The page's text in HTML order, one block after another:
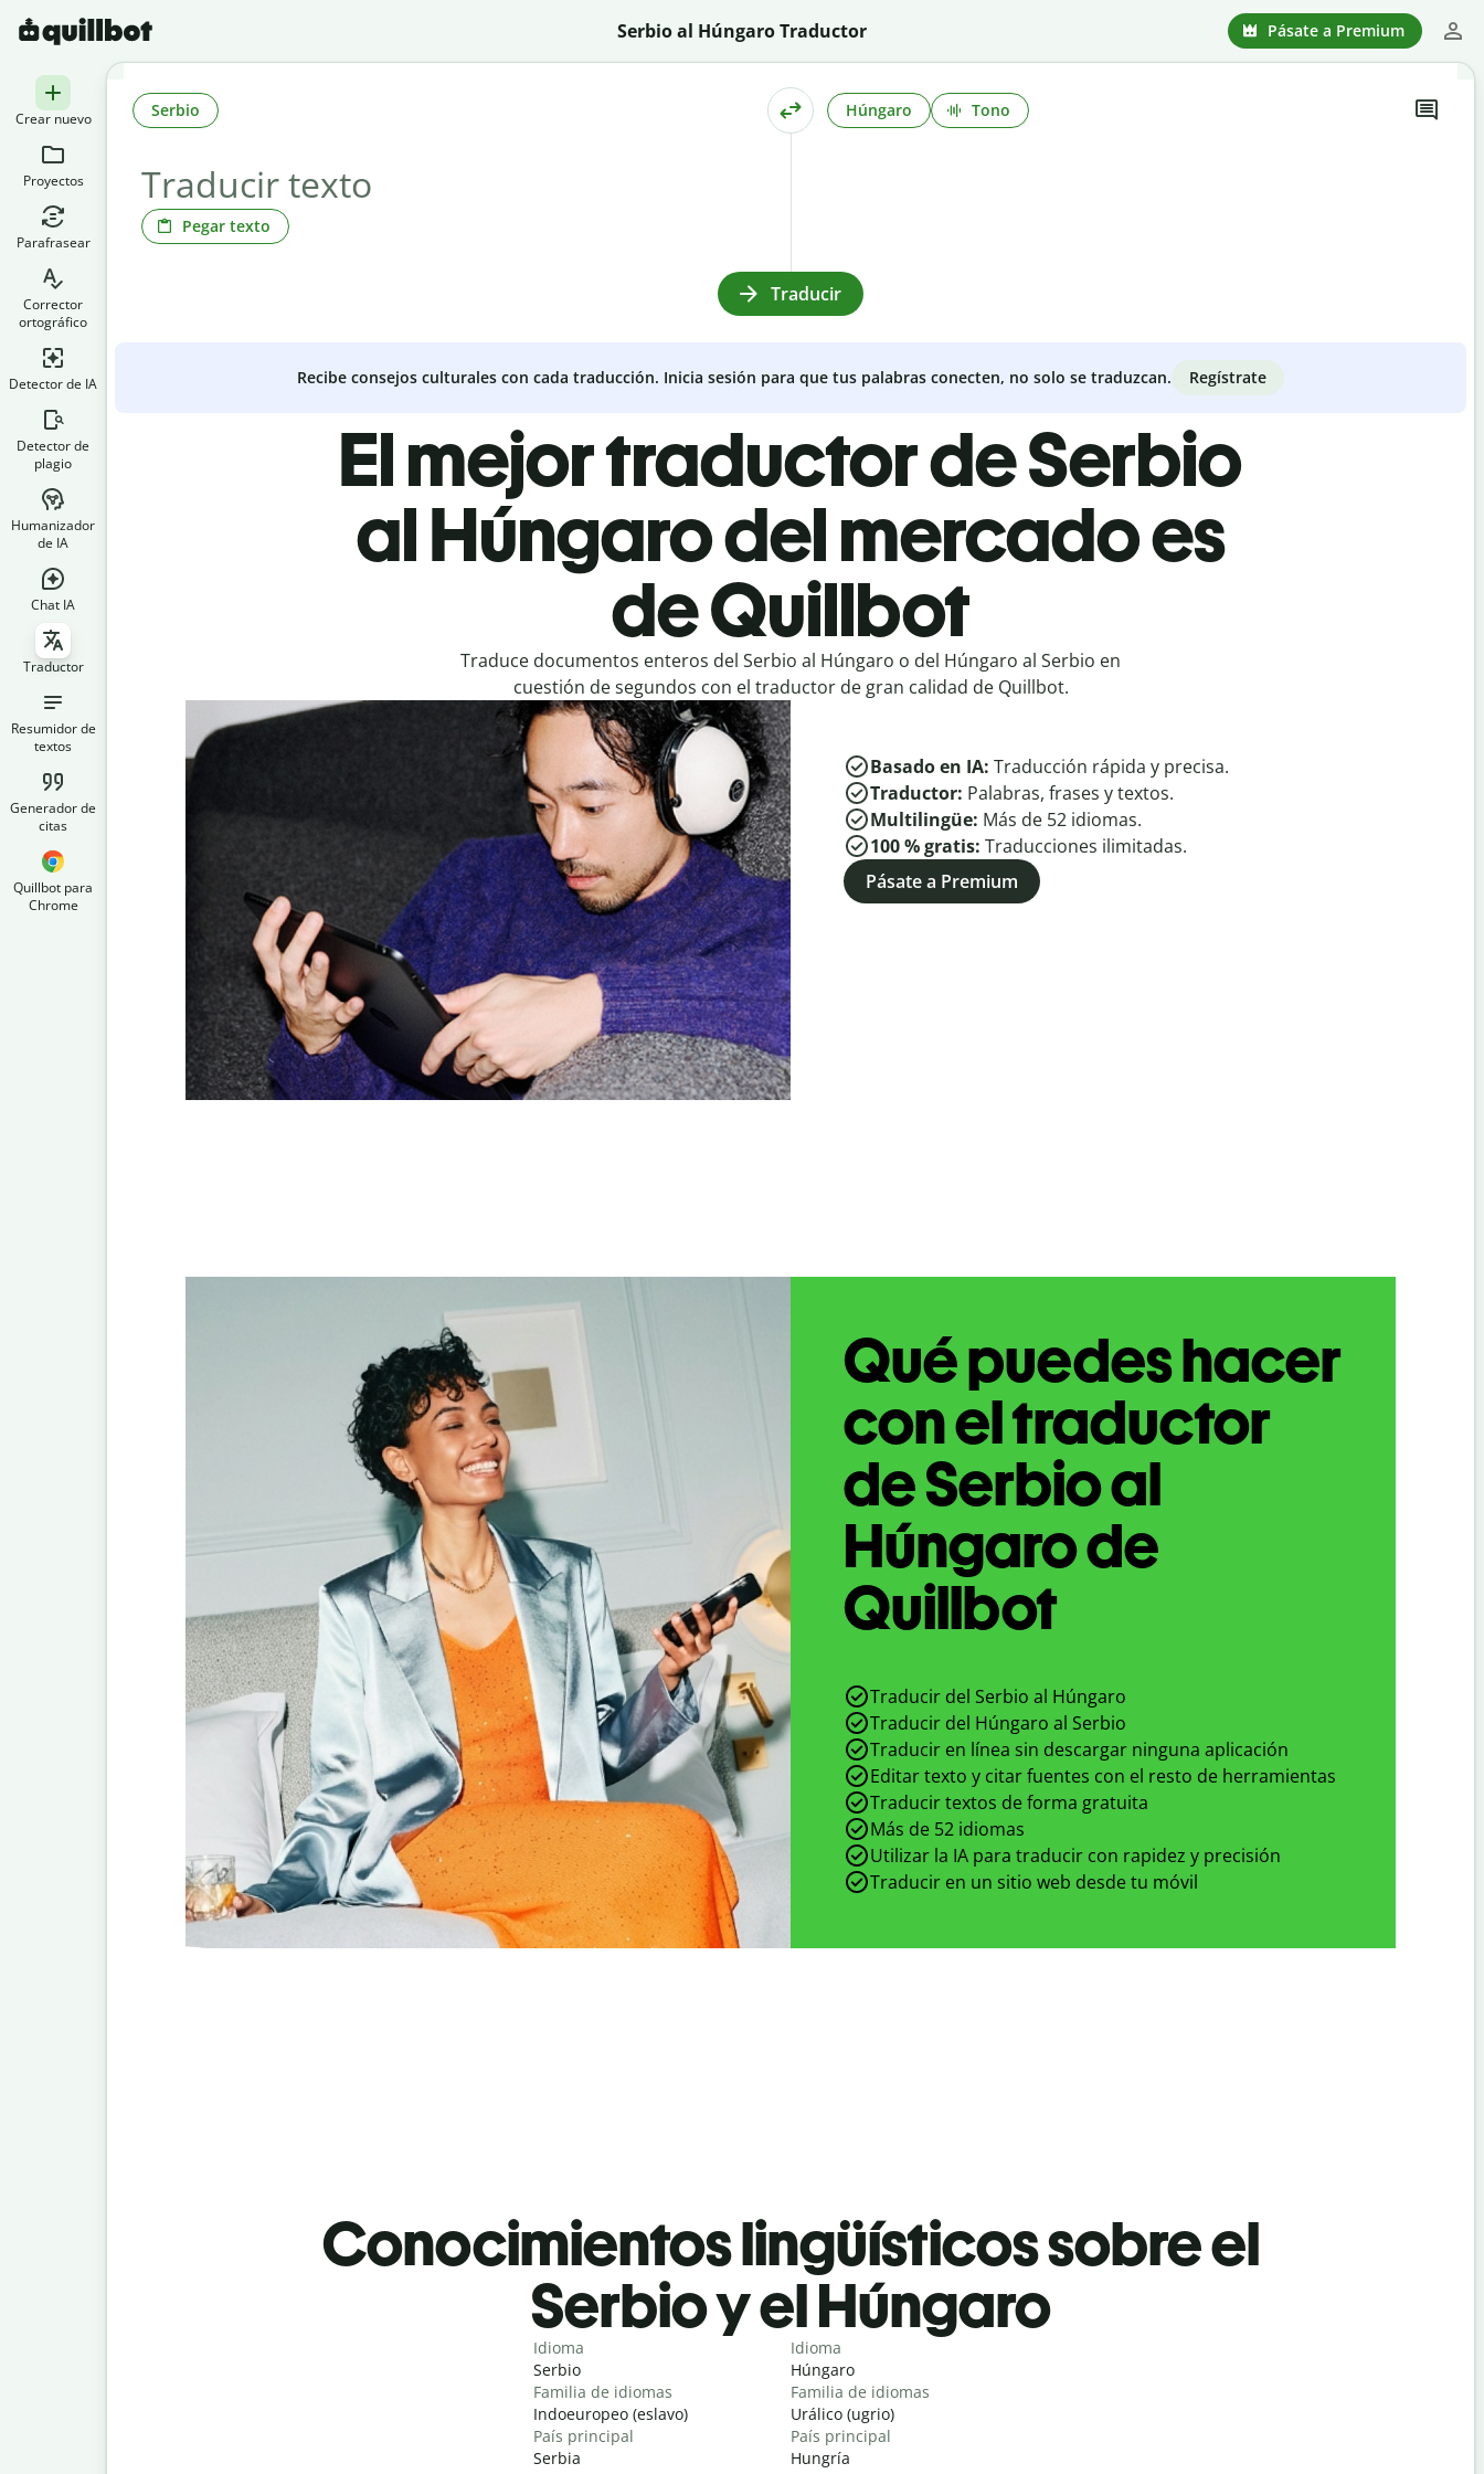
Serbio al Húngaro Traductor Pásate a Premium
Crear nuevo
Proyectos
Parafrasear
Corrector
ortográfico
Detector de IA
Detector de
plagio
Humanizador
de IA
Chat IA
Traductor
Resumidor de
textos
Generador de
citas
Quillbot para
Chrome
Pegar texto
Serbio Húngaro Tono
Traducir
Recibe consejos culturales con cada traducción. Inicia sesión para que tus palabras conecten, no solo se traduzcan. Regístrate
El mejor traductor de Serbio
al Húngaro del mercado es
de Quillbot
Traduce documentos enteros del Serbio al Húngaro o del Húngaro al Serbio en
cuestión de segundos con el traductor de gran calidad de Quillbot.
Basado en IA: Traducción rápida y precisa.
Traductor: Palabras, frases y textos.
Multilingüe: Más de 52 idiomas.
100 % gratis: Traducciones ilimitadas.
Pásate a Premium
Qué puedes hacer
con el traductor
de Serbio al
Húngaro de
Quillbot
Traducir del Serbio al Húngaro
Traducir del Húngaro al Serbio
Traducir en línea sin descargar ninguna aplicación
Editar texto y citar fuentes con el resto de herramientas
Traducir textos de forma gratuita
Más de 52 idiomas
Utilizar la IA para traducir con rapidez y precisión
Traducir en un sitio web desde tu móvil
Conocimientos lingüísticos sobre el
Serbio y el Húngaro
Idioma
Serbio
Familia de idiomas
Indoeuropeo (eslavo)
País principal
Serbia
Idioma
Húngaro
Familia de idiomas
Urálico (ugrio)
País principal
Hungría